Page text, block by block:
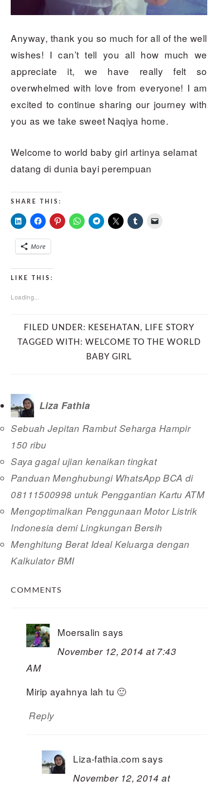
Anyway, thank you so much for all of the well
wishes! I can’t tell you all how much we
appreciate it, we have really felt so
overwhelmed with love from everyone! I am
excited to continue sharing our journey with
you as we take sweet Naqiya home.
Welcome to world baby girl artinya selamat
datang di dunia bayi perempuan
SHARE THIS:
More
LIKE THIS:
Loading...
FILED UNDER: KESEHATAN , LIFE STORY
TAGGED WITH: WELCOME TO THE WORLD
BABY GIRL
Liza Fathia
Sebuah Jepitan Rambut Seharga Hampir
150 ribu
Saya gagal ujian kenaikan tingkat
Panduan Menghubungi WhatsApp BCA di
08111500998 untuk Penggantian Kartu ATM
Mengoptimalkan Penggunaan Motor Listrik
Indonesia demi Lingkungan Bersih
Menghitung Berat Ideal Keluarga dengan
Kalkulator BMI
COMMENTS
Moersalin says
November 12, 2014 at 7:43
AM
Mirip ayahnya lah tu 🙂
Reply
Liza-fathia.com says
November 12, 2014 at